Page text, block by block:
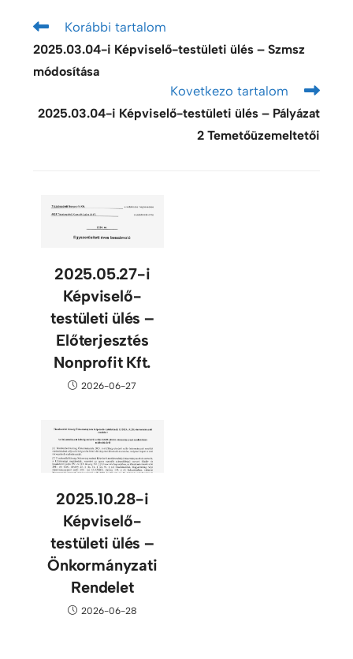
Korábbi tartalom
2025.03.04-i Képviselő-testületi ülés – Szmsz
módosítása
Kovetkezo tartalom
2025.03.04-i Képviselő-testületi ülés – Pályázat
2 Temetőüzemeltetői
2025.05.27-i
Képviselő-
testületi ülés –
Előterjesztés
Nonprofit Kft.
2026-06-27
2025.10.28-i
Képviselő-
testületi ülés –
Önkormányzati
Rendelet
2026-06-28